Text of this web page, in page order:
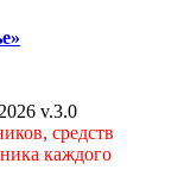
v.3.0
средств
каждого